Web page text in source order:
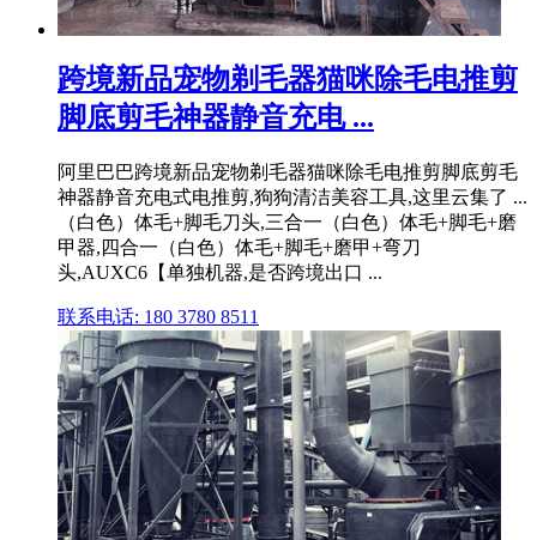
跨境新品宠物剃毛器猫咪除毛电推剪
脚底剪毛神器静音充电 ...
阿里巴巴跨境新品宠物剃毛器猫咪除毛电推剪脚底剪毛
神器静音充电式电推剪,狗狗清洁美容工具,这里云集了 ...
（白色）体毛+脚毛刀头,三合一（白色）体毛+脚毛+磨
甲器,四合一（白色）体毛+脚毛+磨甲+弯刀
头,AUXC6【单独机器,是否跨境出口 ...
联系电话: 180 3780 8511